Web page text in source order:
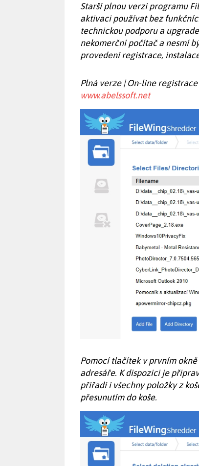
Starší plnou verzi programu
aktivaci používat bez
technickou podporu a
nekomerční počítač a nesmí
provedení registrace,
Plná verze | On-line
www.abelssoft.net
Pomocí tlačítek v prvním
adresáře. K dispozici je
přiřadí i všechny položky z
přesunutím do koše.